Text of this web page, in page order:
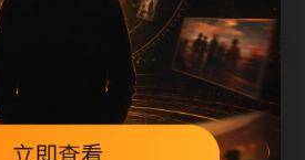
何更新？按每日少量、主题相